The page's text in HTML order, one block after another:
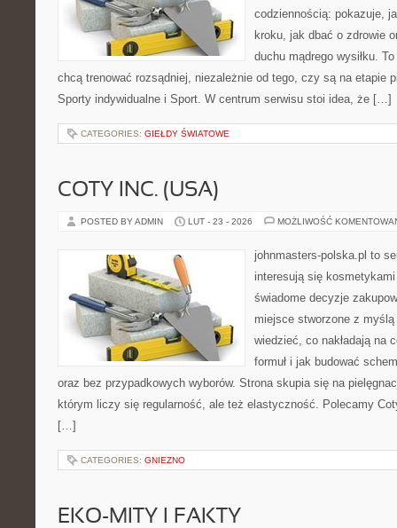
codziennością: pokazuje,
kroku, jak dbać o zdrowie
duchu mądrego wysiłku.
chcą trenować rozsądniej, niezależnie od tego, czy są na etapie
Sporty indywidualne i Sport. W centrum serwisu stoi idea, że […]
CATEGORIES: GIEŁDY ŚWIATOWE
COTY INC. (USA)
POSTED BY ADMIN LUT - 23 - 2026 MOŻLIWOŚĆ
johnmasters-polska.pl to
interesują się
świadome decyzje
miejsce stworzone z
wiedzieć, co nakładają na
formuł i jak budować
oraz bez przypadkowych wyborów. Strona skupia się na
którym liczy się regularność, ale też elastyczność. Polecamy
[…]
CATEGORIES: GNIEZNO
EKO-MITY I FAKTY